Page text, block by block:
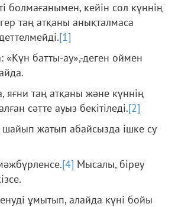
болмағанымен, кейін сол күннің
таң атқаны анықталмаса
[1]
«Күн батты-ау»,-деген оймен
яғни таң атқаны және күннің
сәтте ауыз бекітіледі.[2]
жатып абайсызда ішке су
[4] Мысалы, біреу
ұмытып, алайда күні бойы